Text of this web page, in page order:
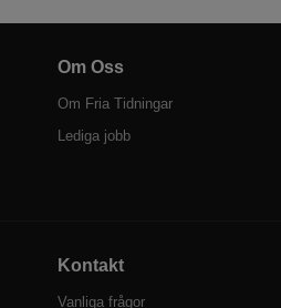
Om Oss
Om Fria Tidningar
Lediga jobb
Kontakt
Vanliga frågor